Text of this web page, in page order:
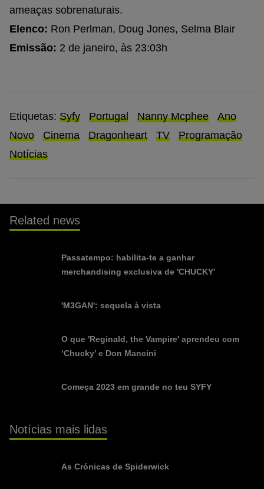
ameaças sobrenaturais.
Elenco: Ron Perlman, Doug Jones, Selma Blair
Emissão: 2 de janeiro, às 23:03h
Etiquetas: Syfy Portugal Nanny Mcphee
Ano
Novo
Cinema Dragonheart TV
Programação
Notícias
Related news
Passatempo: habilita-te a ganhar
merchandising exclusiva de 'CHUCKY'
'M3GAN': sequela à vista
O que 'Reginald, the Vampire' aprendeu com
‘Chucky’ e Don Mancini
Começa 2023 em grande no teu SYFY
Notícias mais lidas
As Crónicas de Spiderwick